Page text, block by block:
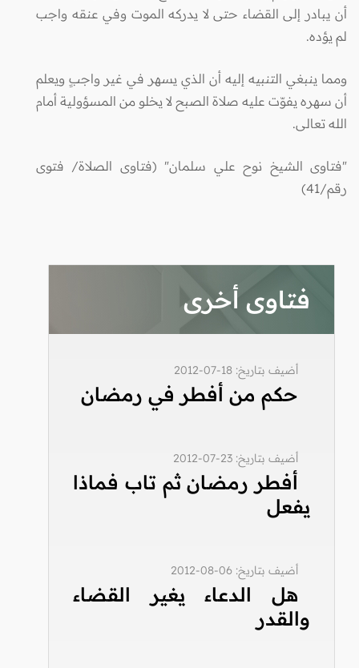
أن يبادر إلى القضاء حتى لا يدركه الموت وفي عنقه واجب
لم يؤده.
ومما ينبغي التنبيه إليه أن الذي يسهر في غير واجبٍ ويعلم
أن سهره يفوّت عليه صلاة الصبح لا يخلو من المسؤولية أمام
الله تعالى.
"فتاوى الشيخ نوح علي سلمان" (فتاوى الصلاة/ فتوى
رقم/41)
فتاوى أخرى
أضيف بتاريخ: 18-07-2012
حكم من أفطر في رمضان
أضيف بتاريخ: 23-07-2012
أفطر رمضان ثم تاب فماذا
يفعل
أضيف بتاريخ: 06-08-2012
هل الدعاء يغير القضاء
والقدر